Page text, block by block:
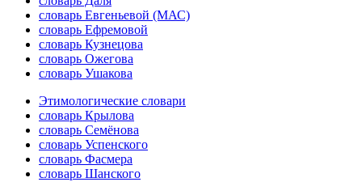
словарь Евгеньевой (МАС)
словарь Ефремовой
словарь Кузнецова
словарь Ожегова
словарь Ушакова
Этимологические словари
словарь Крылова
словарь Семёнова
словарь Успенского
словарь Фасмера
словарь Шанского